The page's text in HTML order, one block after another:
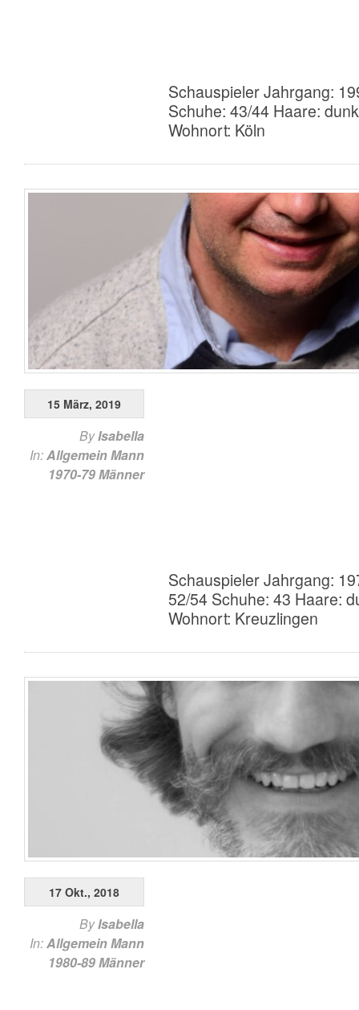
Schauspieler Jahrgang:
Schuhe: 43/44 Haare:
Wohnort: Köln
Schauspieler Jahrgang:
52/54 Schuhe: 43 Haare:
Wohnort: Kreuzlingen
15 März, 2019
ByIsabella
In:AllgemeinMann
1970-79Männer
17 Okt., 2018
ByIsabella
In:AllgemeinMann
1980-89Männer